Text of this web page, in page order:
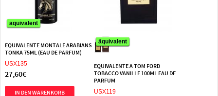
äquivalent
EQUIVALENTE MONTALE ARABIANS
TONKA 75ML (EAU DE PARFUM)
USX135
27,60€
äquivalent
äquivalent
EQUIVALENTE A TOM FORD
TOBACCO VANILLE 100ML EAU DE
PARFUM
USX119